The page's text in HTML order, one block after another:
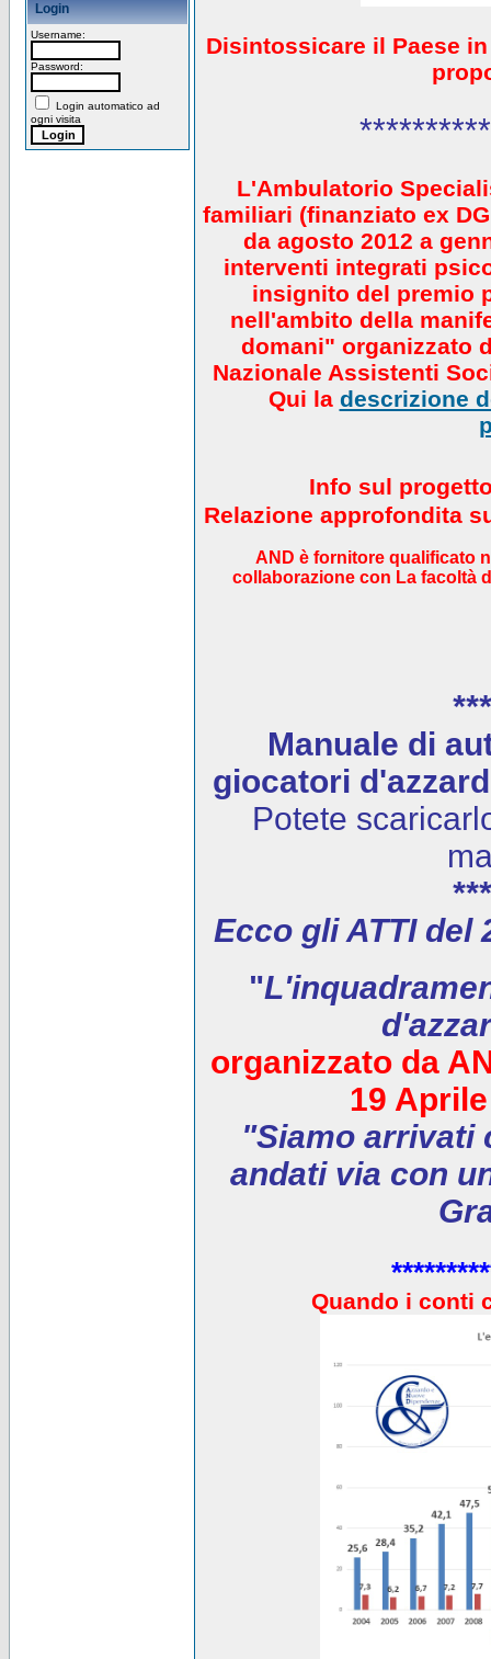
Login
Username:
Password:
Login automatico ad
ogni visita
Disintossicare il Paese
L'Ambulatorio
familiari (finanziato ex
da agosto 2012 a
interventi integrati
insignito del premio
nell'ambito della
domani" organizzato
Nazionale Assistenti
Qui la descrizione
Info sul
Relazione approfondita
AND è fornitore qualificato
collaborazione con La facoltà
Manuale di
giocatori
Potete
Ecco gli ATTI del
"
organizzato da
19
"Siamo arrivati
andati via con
Quando i conti